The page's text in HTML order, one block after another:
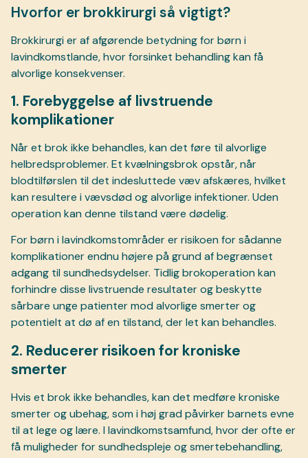
Hvorfor er brokkirurgi så vigtigt?
Brokkirurgi er af afgørende betydning for børn i
lavindkomstlande, hvor forsinket behandling kan få
alvorlige konsekvenser.
1. Forebyggelse af livstruende
komplikationer
Når et brok ikke behandles, kan det føre til alvorlige
helbredsproblemer. Et kvælningsbrok opstår, når
blodtilførslen til det indesluttede væv afskæres, hvilket
kan resultere i vævsdød og alvorlige infektioner. Uden
operation kan denne tilstand være dødelig.
For børn i lavindkomstområder er risikoen for sådanne
komplikationer endnu højere på grund af begrænset
adgang til sundhedsydelser. Tidlig brokoperation kan
forhindre disse livstruende resultater og beskytte
sårbare unge patienter mod alvorlige smerter og
potentielt at dø af en tilstand, der let kan behandles.
2. Reducerer risikoen for kroniske
smerter
Hvis et brok ikke behandles, kan det medføre kroniske
smerter og ubehag, som i høj grad påvirker barnets evne
til at lege og lære. I lavindkomstsamfund, hvor der ofte er
få muligheder for sundhedspleje og smertebehandling,